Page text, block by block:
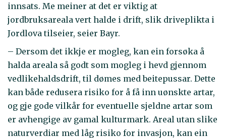
innsats. Me meiner at det er viktig at
jordbruksareala vert halde i drift, slik driveplikta i
Jordlova tilseier, seier Bayr.
– Dersom det ikkje er mogleg, kan ein forsøka å
halda areala så godt som mogleg i hevd gjennom
vedlikehaldsdrift, til dømes med beitepussar. Dette
kan både redusera risiko for å få inn uønskte artar,
og gje gode vilkår for eventuelle sjeldne artar som
er avhengige av gamal kulturmark. Areal utan slike
naturverdiar med låg risiko for invasjon, kan ein